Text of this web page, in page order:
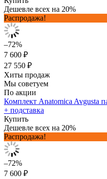
Дешевле всех на 20%
Распродажа!
–72%
7 600 ₽
27 550 ₽
Хиты продаж
Мы советуем
По акции
Комплект Anatomica Avgusta
+ подставка
Купить
Дешевле всех на 20%
Распродажа!
–72%
7 600 ₽